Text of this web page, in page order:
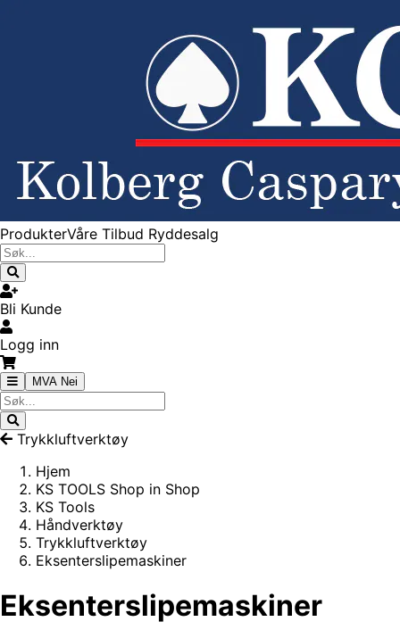
ProdukterVåre Tilbud Ryddesalg
Bli Kunde
Logg inn
MVA Nei
Trykkluftverktøy
Hjem
KS TOOLS Shop in Shop
KS Tools
Håndverktøy
Trykkluftverktøy
Eksenterslipemaskiner
Eksenterslipemaskiner